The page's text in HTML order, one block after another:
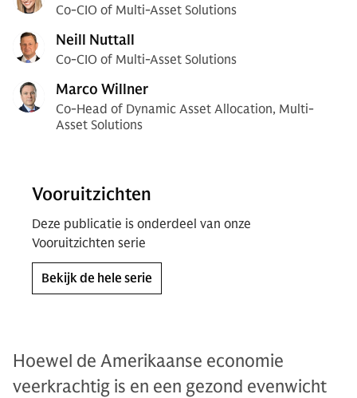
Co-CIO of Multi-Asset Solutions
Neill Nuttall
Co-CIO of Multi-Asset Solutions
Marco Willner
Co-Head of Dynamic Asset Allocation, Multi-
Asset Solutions
Vooruitzichten
Deze publicatie is onderdeel van onze
Vooruitzichten serie
Bekijk de hele serie
Hoewel de Amerikaanse economie
veerkrachtig is en een gezond evenwicht